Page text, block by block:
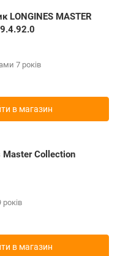
LONGINES MASTER
7 років
в магазин
Collection
в магазин